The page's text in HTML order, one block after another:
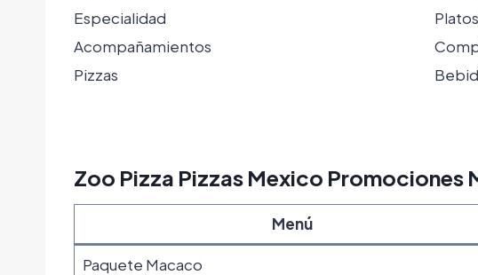
Especialidad
Acompañamientos
Pizzas
Zoo Pizza Pizzas Mexico Promociones
Menú
Paquete Macaco